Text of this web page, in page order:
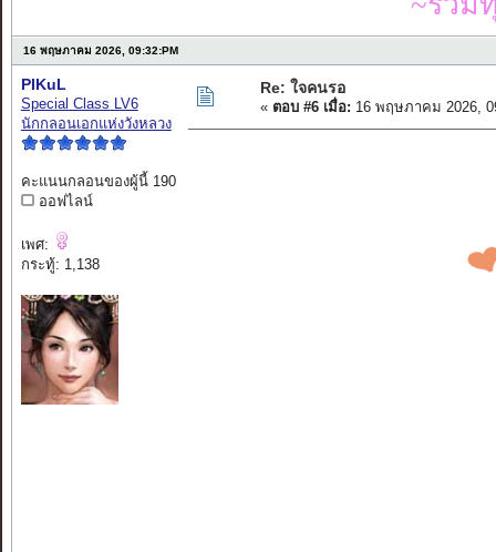
16 พฤษภาคม 2026, 09:32:PM
PIKuL
Special Class LV6
นักกลอนเอกแห่งวังหลวง
คะแนนกลอนของผู้นี้ 190
ออฟไลน์
เพศ:
กระทู้: 1,138
Re: ใจคนรอ
« ตอบ #6 เมื่อ: 16 พฤษภาคม 2026,